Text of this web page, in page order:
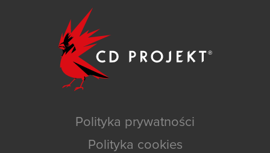
Polityka prywatności
Polityka cookies